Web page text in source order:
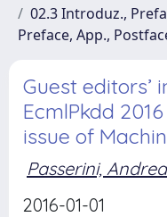
02.3 Introduz.,
Preface, App.,
Guest editors’
EcmlPkdd
issue of
Passerini, Andrea
2016-01-01